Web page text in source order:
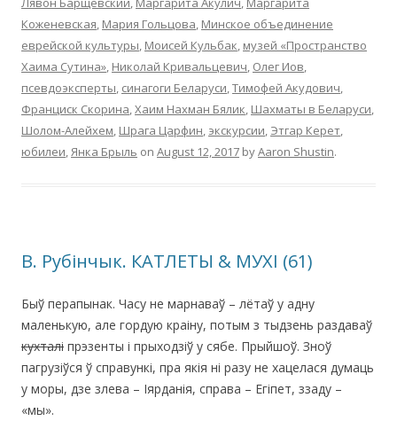
Коженевская, Мария Гольцова, Минское объединение
еврейской культуры, Моисей Кульбак, музей «Пространство
Хаима Сутина», Николай Кривальцевич, Олег Иов,
псевдоэксперты, синагоги Беларуси,Тимофей Акудович,
Франциск Скорина,Хаим Нахман Бялик, Шахматы в Беларуси,
Шолом-Алейхем, Шрага Царфин, экскурсии, Этгар Керет,
юбилеи,Янка Брыль on August 12, 2017 byAaron Shustin.
В. Рубінчык. КАТЛЕТЫ & МУХІ (61)
Быў перапынак. Часу не марнаваў – лётаў у адну
маленькую, але гордую краіну, потым з тыдзень раздаваў
кухталі прэзенты і прыходзіў у сябе. Прыйшоў. Зноў
пагрузіўся ў справункі, пра якія ні разу не хацелася думаць
у моры, дзе злева – Іярданія, справа – Егіпет, ззаду –
«мы».